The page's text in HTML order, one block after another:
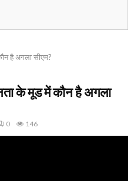
है अगला सीएम?
के मूड में कौन है अगला
0 146